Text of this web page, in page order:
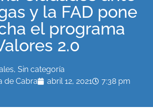
y la FAD pone
el programa
2.0
, Sin categoría
de Cabra
abril 12, 2021 7:38 pm